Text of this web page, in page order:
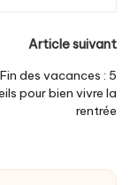
Article suivant
Fin des vacances : 5
pour bien vivre la
rentrée